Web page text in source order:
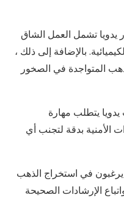
تشمل العمل الشاق
بالإضافة إلى ذلك ،
المتواجدة في الصخور
يتطلب مهارة
الأمنية بدقة لتجنب أي
في استخراج الذهب
الإرشادات الصحيحة